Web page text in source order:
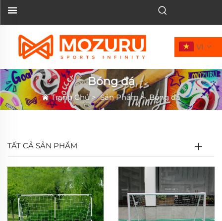
VI
Bóng đá
Trang Chủ >Sản Phẩm>Bóng đá
TẤT CẢ SẢN PHẨM